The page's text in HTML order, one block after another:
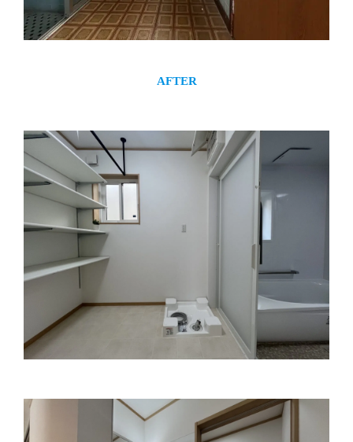
AFTER